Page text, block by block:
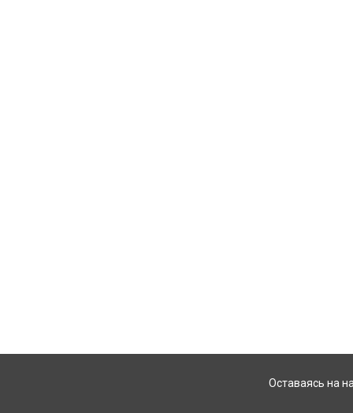
Оставаясь на